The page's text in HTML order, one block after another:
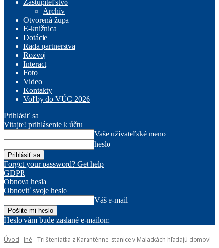
Zastupiteľstvo
Archív
Otvorená župa
E-knižnica
Dotácie
Rada partnerstva
Rozvoj
Interact
Foto
Video
Kontakty
Voľby do VÚC 2026
Prihlásiť sa
Vitajte! prihlásenie k účtu
Vaše užívateľské meno
heslo
Forgot your password? Get help
GDPR
Obnova hesla
Obnoviť svoje heslo
Váš e-mail
Heslo vám bude zaslané e-mailom
Úvod Iné Tri šteniatka z Karanténnej stanice v Malackách hľadajú domov!